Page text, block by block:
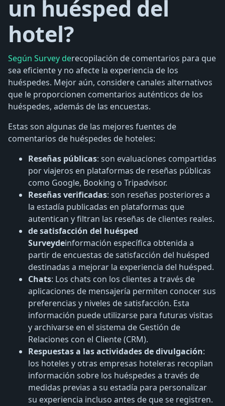
un huésped del
hotel?
Según Survey derecopilación de comentarios para que
sea eficiente y no afecte la experiencia de los
huéspedes. Mejor aún, considere canales alternativos
que le proporcionen comentarios auténticos de los
huéspedes, además de las encuestas.
Estas son algunas de las mejores fuentes de
comentarios de huéspedes de hoteles:
Reseñas públicas: son evaluaciones compartidas
por viajeros en plataformas de reseñas públicas
como Google, Booking o Tripadvisor.
Reseñas verificadas: son reseñas posteriores a
la estadía publicadas en plataformas que
autentican y filtran las reseñas de clientes reales.
de satisfacción del huésped
Surveydeinformación específica obtenida a
partir de encuestas de satisfacción del huésped
destinadas a mejorar la experiencia del huésped.
Chats: Los chats con los clientes a través de
aplicaciones de mensajería permiten conocer sus
preferencias y niveles de satisfacción. Esta
información puede utilizarse para futuras visitas
y archivarse en el sistema de Gestión de
Relaciones con el Cliente (CRM).
Respuestas a las actividades de divulgación:
los hoteles y otras empresas hoteleras recopilan
información sobre los huéspedes a través de
medidas previas a su estadía para personalizar
su experiencia incluso antes de que se registren.